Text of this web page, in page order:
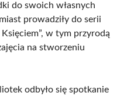
do swoich własnych
prowadziły do serii
w tym przyrodą
na stworzeniu
odbyło się spotkanie